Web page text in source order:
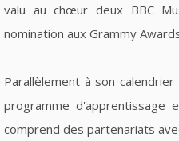
valu au chœur deux BBC
nomination aux Grammy
Parallèlement à son
programme d'apprentissage
comprend des partenariats